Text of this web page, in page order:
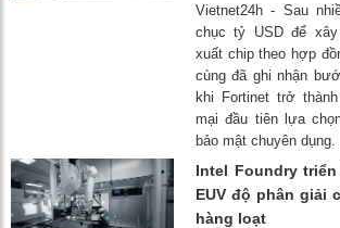
Vietnet24h - Sau
chục tỷ USD để
xuất chip theo hợp
cùng đã ghi nhận
khi Fortinet trở
mại đầu tiên lựa
bảo mật chuyên dụng.
Intel Foundry
EUV độ phân giải
hàng loạt